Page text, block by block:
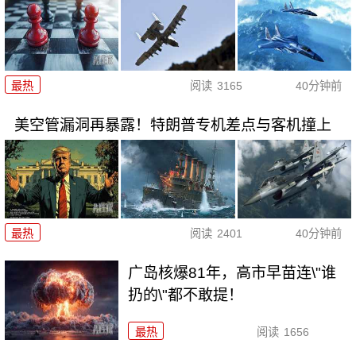
最热 阅读 3165 40分钟前
美空管漏洞再暴露！特朗普专机差点与客机撞上
最热 阅读 2401 40分钟前
广岛核爆81年，高市早苗连\"谁
扔的\"都不敢提！
最热 阅读 1656